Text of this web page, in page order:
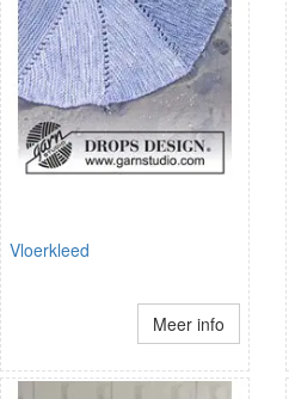
Vloerkleed
Meer info